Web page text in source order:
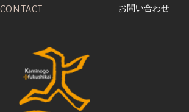
CONTACT お問い合わせ